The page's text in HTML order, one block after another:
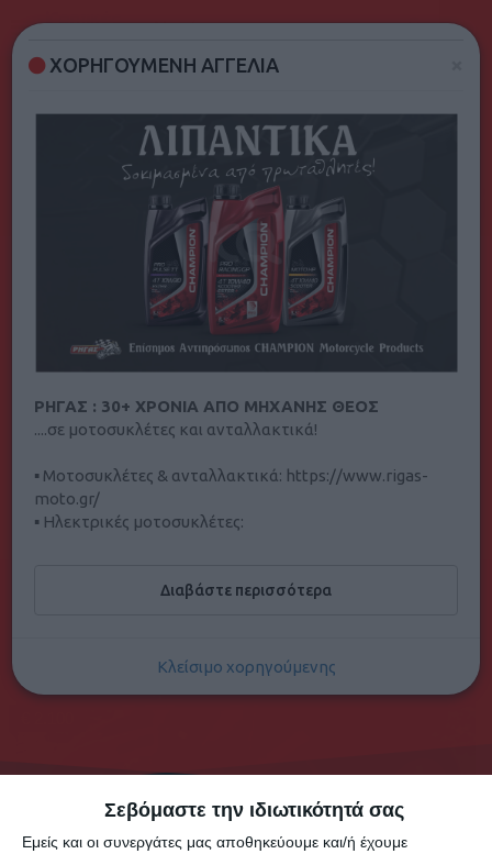
Σεβόμαστε την ιδιωτικότητά σας
Εμείς και οι συνεργάτες μας αποθηκεύουμε και/ή έχουμε
Νομός
Φίλτρα Αναζήτησης
Ταξινόμηση κατά: πιο παλιά καταχώρηση
Αγγελίες.
ΧΟΡΗΓΟΥΜΕΝΗ ΑΓΓΕΛΙΑ
ΡΗΓΑΣ : 30+ ΧΡΟΝΙΑ ΑΠΟ ΜΗΧΑΝΗΣ ΘΕΟΣ
....σε μοτοσυκλέτες και ανταλλακτικά!
▪ Μοτοσυκλέτες & ανταλλακτικά: https://www.rigas-
moto.gr/
▪ Ηλεκτρικές μοτοσυκλέτες:
Βρείτε μας στη Χριστομιχάλη Ξυλούρη 48, Ηράκλειο
Διαβάστε περισσότερα
Κλείσιμο χορηγούμενης